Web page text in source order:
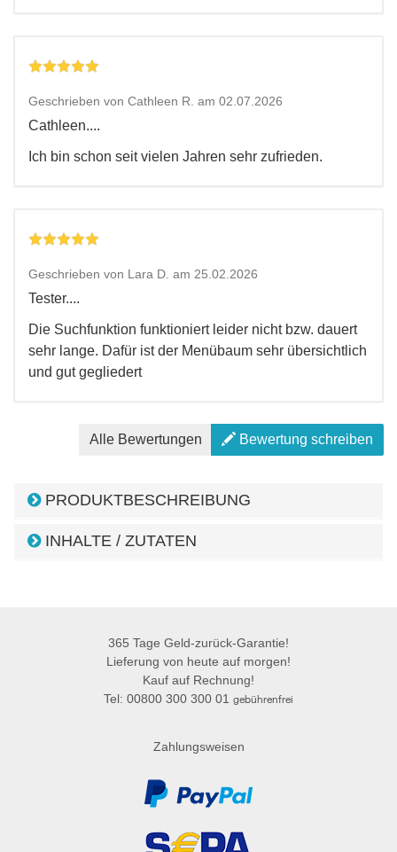
Geschrieben von Cathleen R. am 02.07.2026
Cathleen....
Ich bin schon seit vielen Jahren sehr zufrieden.
Geschrieben von Lara D. am 25.02.2026
Tester....
Die Suchfunktion funktioniert leider nicht bzw. dauert
sehr lange. Dafür ist der Menübaum sehr übersichtlich
und gut gegliedert
Alle Bewertungen Bewertung schreiben
PRODUKTBESCHREIBUNG
INHALTE / ZUTATEN
365 Tage Geld-zurück-Garantie!
Lieferung von heute auf morgen!
Kauf auf Rechnung!
Tel: 00800 300 300 01 gebührenfrei
Zahlungsweisen